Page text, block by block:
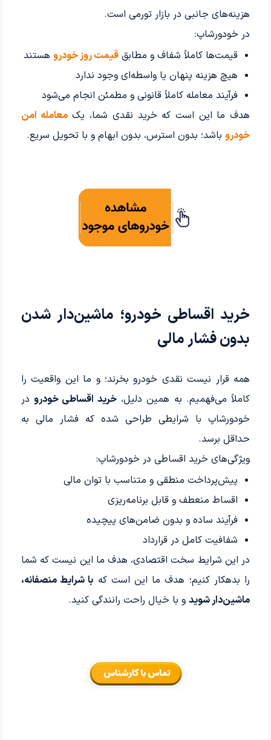
هزینه‌های جانبی در بازار تورمی است.
در خودورشاپ:
قیمت‌ها کاملاً شفاف و مطابق قیمت روز خودروهستند
هیچ هزینه پنهان یا واسطه‌ای وجود ندارد
فرآیند معامله کاملاً قانونی و مطمئن انجام می‌شود
هدف ما این است که خرید نقدی شما، یکمعامله امن
خودروباشد؛ بدون استرس، بدون ابهام و با تحویل سریع.
خرید اقساطی خودرو؛ ماشین‌دار شدن
بدون فشار مالی
همه قرار نیست نقدی خودرو بخرند؛ و ما این واقعیت را
کاملاً می‌فهمیم. به همین دلیل،خرید اقساطی خودرو در
خودورشاپ با شرایطی طراحی شده که فشار مالی به
حداقل برسد.
ویژگی‌های خرید اقساطی در خودورشاپ:
پیش‌پرداخت منطقی و متناسب با توان مالی
اقساط منعطف و قابل برنامه‌ریزی
فرآیند ساده و بدون ضامن‌های پیچیده
شفافیت کامل در قرارداد
در این شرایط سخت اقتصادی، هدف ما این نیست که شما
را بدهکار کنیم؛ هدف ما این است که با شرایط منصفانه،
ماشین‌دار شویدو با خیال راحت رانندگی کنید.